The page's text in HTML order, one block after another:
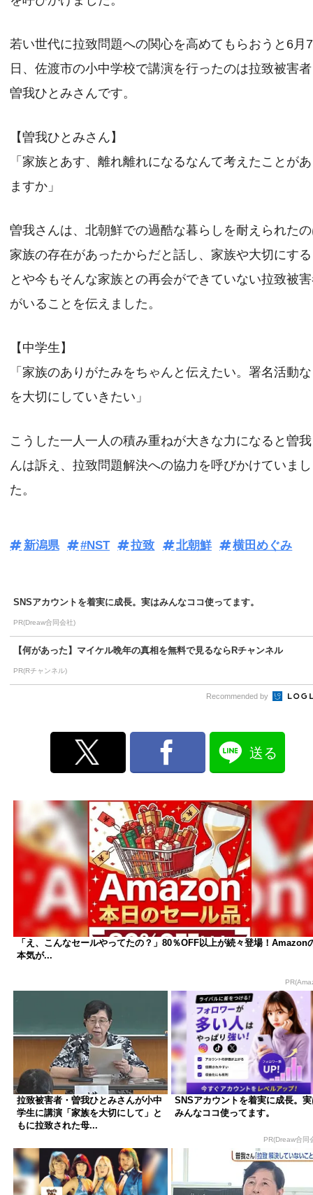
若い世代に拉致問題への関心を高めてもらおうと6月7
日、佐渡市の小中学校で講演を行ったのは拉致被害
曽我ひとみさんです。
【曽我ひとみさん】
「家族とあす、離れ離れになるなんて考えたことが
ますか」
曽我さんは、北朝鮮での過酷な暮らしを耐えられた
家族の存在があったからだと話し、家族や大切にす
とや今もそんな家族との再会ができていない拉致被
がいることを伝えました。
【中学生】
「家族のありがたみをちゃんと伝えたい。署名活動
を大切にしていきたい」
こうした一人一人の積み重ねが大きな力になると曽
んは訴え、拉致問題解決への協力を呼びかけていまし
た。
新潟県 #NST 拉致 北朝鮮 横田めぐみ
SNSアカウントを着実に成長。実はみんなココ使ってます。
PR(Dreaw合同会社)
【何があった】マイケル晩年の真相を無料で見るならRチャンネル
PR(Rチャンネル)
Recommended by
送る
「え、こんなセールやってたの？」80％OFF以上が続々登場！Amazon
本気が...
拉致被害者・曽我ひとみさんが小中
学生に講演「家族を大切にして」と
もに拉致された母...
SNSアカウントを着実に成長。
みんなココ使ってます。
PR(Dreaw合同